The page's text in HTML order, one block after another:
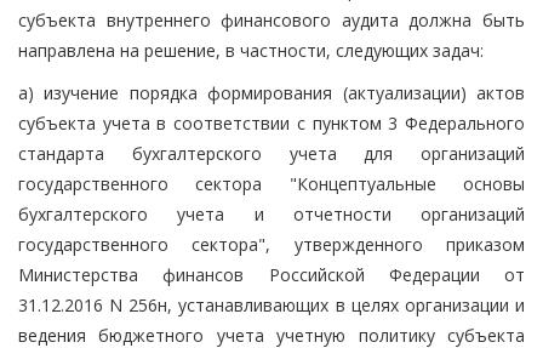
субъекта внутреннего финансового аудита должна быть
направлена на решение, в частности, следующих задач:
а) изучение порядка формирования (актуализации) актов
субъекта учета в соответствии с пунктом 3 Федерального
стандарта бухгалтерского учета для организаций
государственного сектора "Концептуальные основы
бухгалтерского учета и отчетности организаций
государственного сектора", утвержденного приказом
Министерства финансов Российской Федерации от
31.12.2016 N 256н, устанавливающих в целях организации и
ведения бюджетного учета учетную политику субъекта